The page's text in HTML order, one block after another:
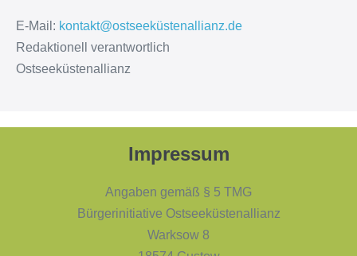
E-Mail: kontakt@ostseeküstenallianz.de
Redaktionell verantwortlich
Ostseeküstenallianz
Impressum
Angaben gemäß § 5 TMG
Bürgerinitiative Ostseeküstenallianz
Warksow 8